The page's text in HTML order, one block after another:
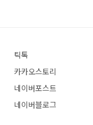
틱톡
카카오스토리
네이버포스트
네이버블로그